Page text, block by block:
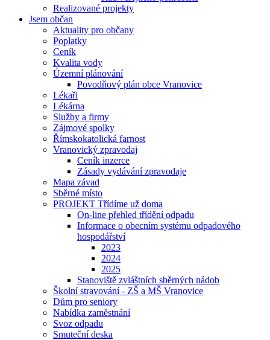
Realizované projekty
Jsem občan
Aktuality pro občany
Poplatky
Ceník
Kvalita vody
Územní plánování
Povodňový plán obce Vranovice
Lékaři
Lékárna
Služby a firmy
Zájmové spolky
Římskokatolická farnost
Vranovický zpravodaj
Ceník inzerce
Zásady vydávání zpravodaje
Mapa závad
Sběrné místo
PROJEKT Třídíme už doma
On-line přehled třídění odpadu
Informace o obecním systému odpadového
hospodářství
2023
2024
2025
Stanoviště zvláštních sběrných nádob
Školní stravování - ZŠ a MŠ Vranovice
Dům pro seniory
Nabídka zaměstnání
Svoz odpadu
Smuteční deska